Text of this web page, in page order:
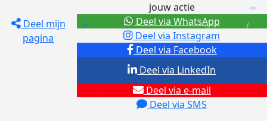
Deel mijn
pagina
jouw actie
Deel via Facebook
Deel via Instagram
Deel via e-mail
Deel via SMS
Deel via LinkedIn
Deel via WhatsApp